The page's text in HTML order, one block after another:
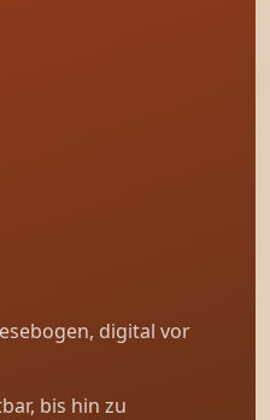
digital vor
bis hin zu